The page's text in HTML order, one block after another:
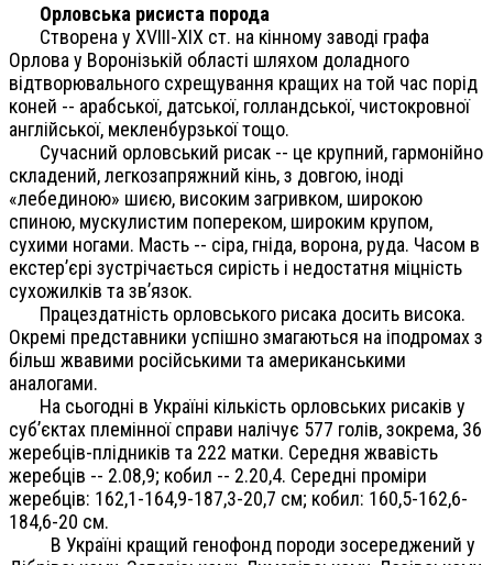
Орловська рисиста порода
Створена у XVIII-XIX ст. на кінному заводі графа
Орлова у Воронізькій області шляхом доладного
відтворювального схрещування кращих на той час порід
коней -- арабської, датської, голландської, чистокровної
англійської, мекленбурзької тощо.
Сучасний орловський рисак -- це крупний, гармонійно
складений, легкозапряжний кінь, з довгою, іноді
«лебединою» шиєю, високим загривком, широкою
спиною, мускулистим попереком, широким крупом,
сухими ногами. Масть -- сіра, гніда, ворона, руда. Часом в
екстер’єрі зустрічається сирість і недостатня міцність
сухожилків та зв’язок.
Працездатність орловського рисака досить висока.
Окремі представники успішно змагаються на іподромах з
більш жвавими російськими та американськими
аналогами.
На сьогодні в Україні кількість орловських рисаків у
суб’єктах племінної справи налічує 577 голів, зокрема, 36
жеребців-плідників та 222 матки. Середня жвавість
жеребців -- 2.08,9; кобил -- 2.20,4. Середні проміри
жеребців: 162,1-164,9-187,3-20,7 см; кобил: 160,5-162,6-
184,6-20 см.
В Україні кращий генофонд породи зосереджений у